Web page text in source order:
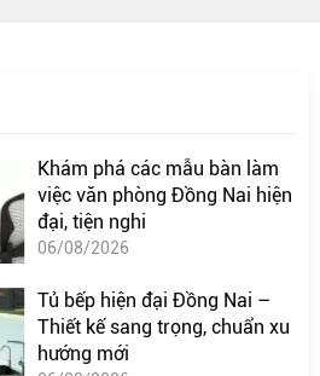
Khám phá các mẫu bàn làm
việc văn phòng Đồng Nai hiện
đại, tiện nghi
06/08/2026
Tủ bếp hiện đại Đồng Nai –
Thiết kế sang trọng, chuẩn xu
hướng mới